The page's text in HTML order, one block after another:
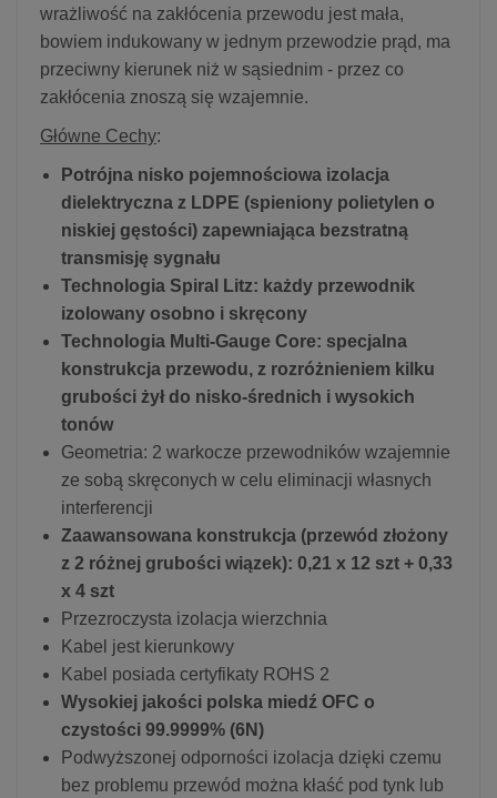
wrażliwość na zakłócenia przewodu jest mała,
bowiem indukowany w jednym przewodzie prąd, ma
przeciwny kierunek niż w sąsiednim - przez co
zakłócenia znoszą się wzajemnie.
Główne Cechy:
Potrójna nisko pojemnościowa izolacja
dielektryczna z LDPE (spieniony polietylen o
niskiej gęstości) zapewniająca bezstratną
transmisję sygnału
Technologia Spiral Litz: każdy przewodnik
izolowany osobno i skręcony
Technologia Multi-Gauge Core: specjalna
konstrukcja przewodu, z rozróżnieniem kilku
grubości żył do nisko-średnich i wysokich
tonów
Geometria: 2 warkocze przewodników wzajemnie
ze sobą skręconych w celu eliminacji własnych
interferencji
Zaawansowana konstrukcja (przewód złożony
z 2 różnej grubości wiązek): 0,21 x 12 szt + 0,33
x 4 szt
Przezroczysta izolacja wierzchnia
Kabel jest kierunkowy
Kabel posiada certyfikaty ROHS 2
Wysokiej jakości polska miedź OFC o
czystości 99.9999% (6N)
Podwyższonej odporności izolacja dzięki czemu
bez problemu przewód można kłaść pod tynk lub